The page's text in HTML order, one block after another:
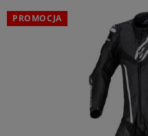
PROMOCJA